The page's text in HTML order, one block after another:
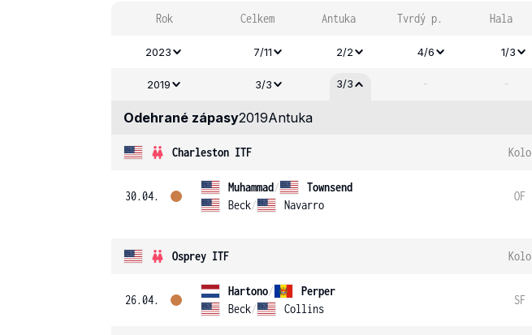
Rok Celkem Antuka Tvrdý p. Hala
2023 7/11 2/2 4/6 1/3
2019 3/3 3/3 - -
Odehrané zápasy2019Antuka
Charleston ITF Kolo
30.04.
Muhammad/
Townsend
Beck/ Navarro
OF
Osprey ITF Kolo
26.04.
Hartono/
Perper
Beck/ Collins
SF